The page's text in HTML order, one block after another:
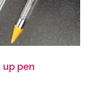
up pen